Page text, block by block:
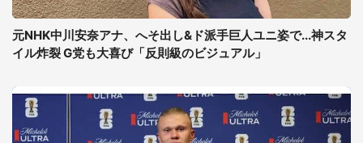
元NHK中川安奈アナ、へそ出し&ド派手巨人ユニ姿で...神スタ
イル炸裂 G党も大喜び「反則級のビジュアル」